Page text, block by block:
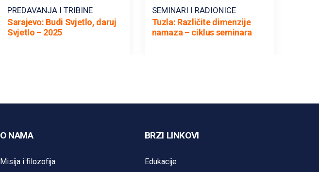
PREDAVANJA I TRIBINE
Sarajevo: Budi Svjetlo, daruj
Svjetlo – 2025
SEMINARI I RADIONICE
Tuzla: Različite dimenzije
namaza – ciklus seminara
O NAMA
Misija i filozofija
BRZI LINKOVI
Edukacije